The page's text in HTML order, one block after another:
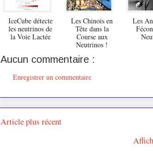
IceCube détecte
les neutrinos de
la Voie Lactée
Les Chinois en
Tête dans la
Course aux
Neutrinos !
Les
Aucun commentaire :
Enregistrer un commentaire
Article plus récent